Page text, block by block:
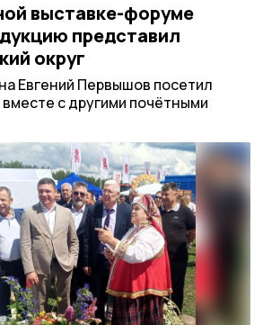
выставке-форуме
представил
округ
Евгений Первышов посетил
с другими почётными